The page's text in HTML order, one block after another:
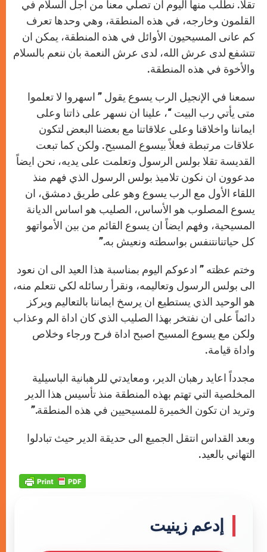
تقلا. نطلب منها اليوم ان تصلي معنا من اجل السلام في
القلمون وخارجه، في هذه المنطقة، وهي وحدها تعرف
كم عانى المسيحيون الأوائل في هذه المنطقة، يمكن ان
تتشفع لدى عرش الله، لدى عرش النعمة بان ننعم بالسلام
والأخوة في هذه المنطقة.
سمعنا في الإنجيل الرب يسوع يقول ” اسهروا لا تعلموا
متى يأتي رب البيت “، علينا ان نسهر على ذاتنا وعلى
ايماننا واخلاقنا وعلى علاقاتنا مع بعضنا البعض لتكون
علاقات مرتبطة فعلاً بيسوع المسيح. ولكن كما تبعت
القديسة تقلا بولس الرسول وتعلمت على يديه، نحن ايضاً
مدعوون ان نكون تلاميذ بولس الرسول الذي فهم منذ
اللقاء الأول مع الرب يسوع وهو على طريق دمشق، ان
يسوع المصلوب هو الأساس، الصليب هو اساس الديانة
المسيحية، وفهم ايضاً ان يسوع القائم من بين الأمواتهو
كل حياتنانتنفس بواسطته ونعيش به.”
وختم عظته ” ادعوكم اليوم بمناسبة هذا العيد الى ان نعود
الى بولس الرسول وتعاليمه، ونقرأ رسائله لكي نتعلم منه،
هو الوحيد الذي يستطيع ان يرسخ ايماننا بالتعاليم ويركز
دائماً على ان نفتخر بهذا الصليب الذي كان اداة الم وعذاب
ولكن مع يسوع المسيح اصبح اداة فرح ورجاء وخلاص
واداة قيامة.
مجدداً اعايد رهبان الدير، ومعايدتي للرهبانية الباسيلية
المخلصية التي تهتم بهذه المنطقة منذ تأسيس هذا الدير
وتريد ان تكون الخميرة للمسيحيين في هذه المنطقة.”
وبعد القداس انتقل الجميع الى حديقة الدير حيث تبادلوا
التهاني بالعيد.
إدعم زينيت